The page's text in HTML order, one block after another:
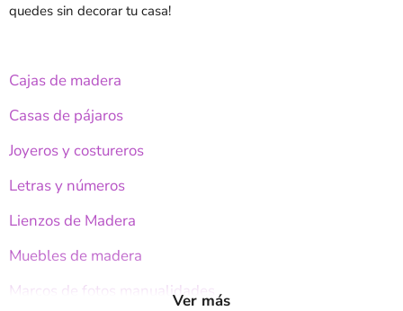
quedes sin decorar tu casa!
Cajas de madera
Casas de pájaros
Joyeros y costureros
Letras y números
Lienzos de Madera
Muebles de madera
Marcos de fotos manualidades
Ver más